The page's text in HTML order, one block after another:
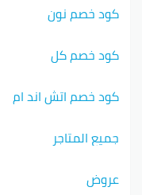
كود خصم نون
كود خصم كل
كود خصم اتش اند ام
جميع المتاجر
عروض